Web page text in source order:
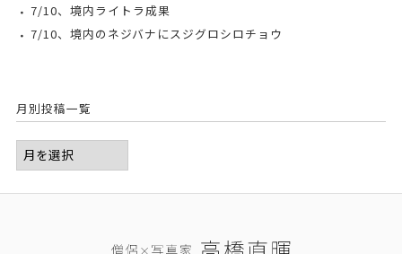
7/10、境内ライトラ成果
7/10、境内のネジバナにスジグロシロチョウ
月別投稿一覧